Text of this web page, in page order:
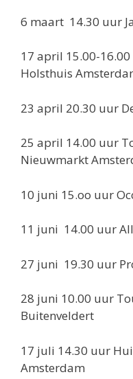
6 maart 14.30 uur
17 april 15.00-
Holsthuis
23 april 20.30 uur
25 april 14.00 uur
Nieuwmarkt
10 juni 15.oo uur
11 juni 14.00 uur
27 juni 19.30 uur
28 juni 10.00 uur
Buitenveldert
17 juli 14.30 uur
Amsterdam